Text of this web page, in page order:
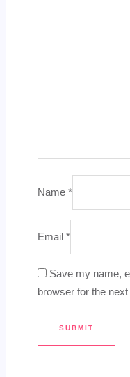
Name *
Email *
Save my name,
browser for the